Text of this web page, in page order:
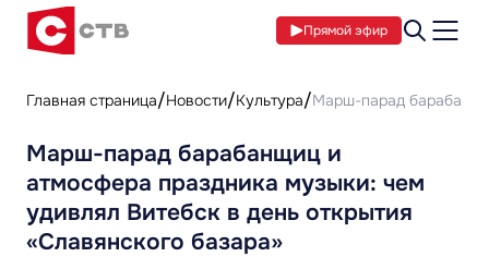
Прямой эфир
Главная страница Новости Культура Марш-парад
Марш-парад барабанщиц и
атмосфера праздника музыки: чем
удивлял Витебск в день открытия
«Славянского базара»